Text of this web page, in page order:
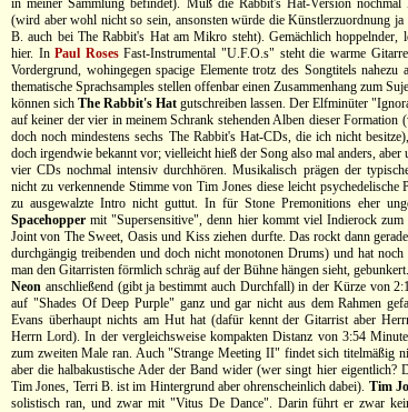
in meiner Sammlung befindet). Muß die Rabbit's Hat-Version
(wird aber wohl nicht so sein, ansonsten würde die Künstlerzuordnung
B. auch bei The Rabbit's Hat am Mikro steht). Gemächlich hoppelnder,
hier. InPaul RosesFast-Instrumental "U.F.O.s" steht die warme
Vordergrund, wohingegen spacige Elemente trotz des Songtitels
thematische Sprachsamples stellen offenbar einen Zusammenhang zum
können sich The Rabbit's Hat gutschreiben lassen. Der Elfminüter
auf keiner der vier in meinem Schrank stehenden Alben dieser Formation
doch noch mindestens sechs The Rabbit's Hat-CDs, die ich nicht
doch irgendwie bekannt vor; vielleicht hieß der Song also mal anders, aber
vier CDs nochmal intensiv durchhören. Musikalisch prägen der
nicht zu verkennende Stimme von Tim Jones diese leicht psychedelische
zu ausgewalzte Intro nicht guttut. In für Stone Premonitions eher
Spacehopper mit "Supersensitive", denn hier kommt viel Indierock zum
Joint von The Sweet, Oasis und Kiss ziehen durfte. Das rockt dann
durchgängig treibenden und doch nicht monotonen Drums) und hat
man den Gitarristen förmlich schräg auf der Bühne hängen sieht,
Neon anschließend (gibt ja bestimmt auch Durchfall) in der Kürze von
auf "Shades Of Deep Purple" ganz und gar nicht aus dem Rahmen
Evans überhaupt nichts am Hut hat (dafür kennt der Gitarrist aber
Herrn Lord). In der vergleichsweise kompakten Distanz von 3:54
zum zweiten Male ran. Auch "Strange Meeting II" findet sich titelmäßig
aber die halbakustische Ader der Band wider (wer singt hier eigentlich?
Tim Jones, Terri B. ist im Hintergrund aber ohrenscheinlich dabei). Tim
solistisch ran, und zwar mit "Vitus De Dance". Darin führt er zwar